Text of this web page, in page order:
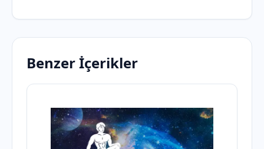
Benzer İçerikler